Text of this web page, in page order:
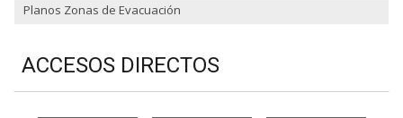
Planos Zonas de Evacuación
ACCESOS DIRECTOS